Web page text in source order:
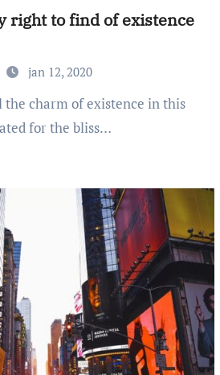
right to find of existence
jan 12, 2020
for the bliss…